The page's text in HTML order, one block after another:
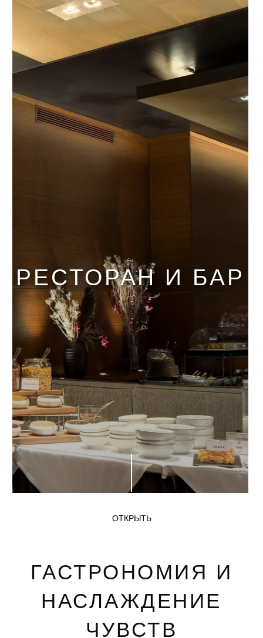
РЕСТОРАН И БАР
ОТКРЫТЬ
ГАСТРОНОМИЯ И
НАСЛАЖДЕНИЕ
ЧУВСТВ